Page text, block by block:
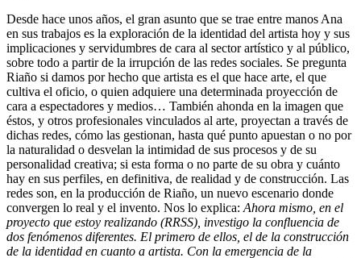
Desde hace unos años, el gran asunto que se trae entre manos Ana
en sus trabajos es la exploración de la identidad del artista hoy y sus
implicaciones y servidumbres de cara al sector artístico y al público,
sobre todo a partir de la irrupción de las redes sociales. Se pregunta
Riaño si damos por hecho que artista es el que hace arte, el que
cultiva el oficio, o quien adquiere una determinada proyección de
cara a espectadores y medios… También ahonda en la imagen que
éstos, y otros profesionales vinculados al arte, proyectan a través de
dichas redes, cómo las gestionan, hasta qué punto apuestan o no por
la naturalidad o desvelan la intimidad de sus procesos y de su
personalidad creativa; si esta forma o no parte de su obra y cuánto
hay en sus perfiles, en definitiva, de realidad y de construcción. Las
redes son, en la producción de Riaño, un nuevo escenario donde
convergen lo real y el invento. Nos lo explica: Ahora mismo, en el
proyecto que estoy realizando (RRSS), investigo la confluencia de
dos fenómenos diferentes. El primero de ellos, el de la construcción
de la identidad en cuanto a artista. Con la emergencia de la